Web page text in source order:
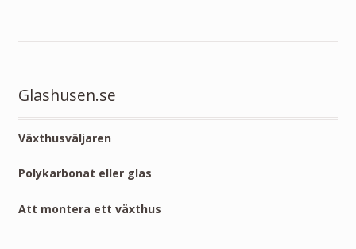
Glashusen.se
Växthusväljaren
Polykarbonat eller glas
Att montera ett växthus